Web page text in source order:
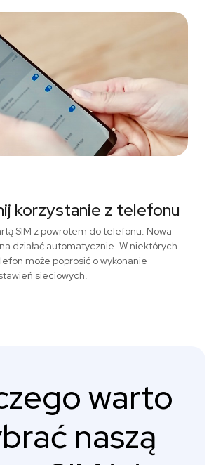
korzystanie z telefonu
SIM z powrotem do telefonu. Nowa
działać automatycznie. W niektórych
może poprosić o wykonanie
sieciowych.
warto
naszą